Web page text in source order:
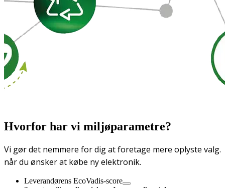
Hvorfor har vi miljøparametre?
Vi gør det nemmere for dig at foretage mere oplyste valg.
når du ønsker at købe ny elektronik.
Leverandørens EcoVadis-score